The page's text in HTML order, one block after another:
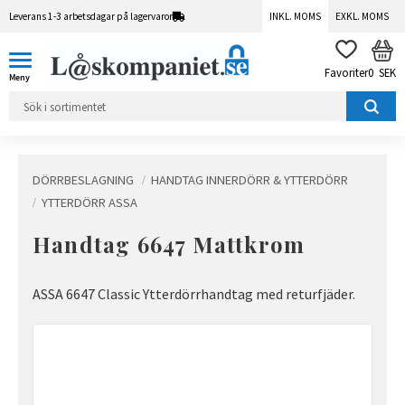
Leverans 1-3 arbetsdagar på lagervaror INKL. MOMS EXKL. MOMS
FAVORITER
0 SEK
DÖRRBESLAGNING
HANDTAG INNERDÖRR & YTTERDÖRR
YTTERDÖRR ASSA
Handtag 6647 Mattkrom
ASSA 6647 Classic Ytterdörrhandtag med returfjäder.